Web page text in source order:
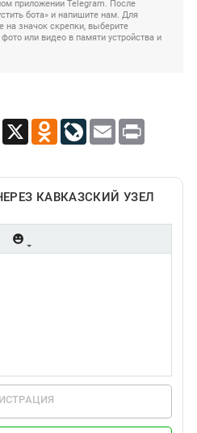
приложении Telegram. После
бота» и напишите нам. Для
значок скрепки, выберите
или видео в памяти устройства и
X Odnoklassniki
LiveJournal
Email Print
КАВКАЗСКИЙ УЗЕЛ